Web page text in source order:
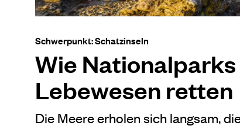
Schwerpunkt: Schatzinseln
Wie
Lebewesen retten
Die Meere erholen sich langsam,